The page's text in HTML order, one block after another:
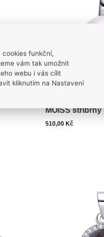
MOISS
510,00 Kč
cookies funkční,
vám tak umožnit
webu i vás cílit
kliknutím na Nastavení